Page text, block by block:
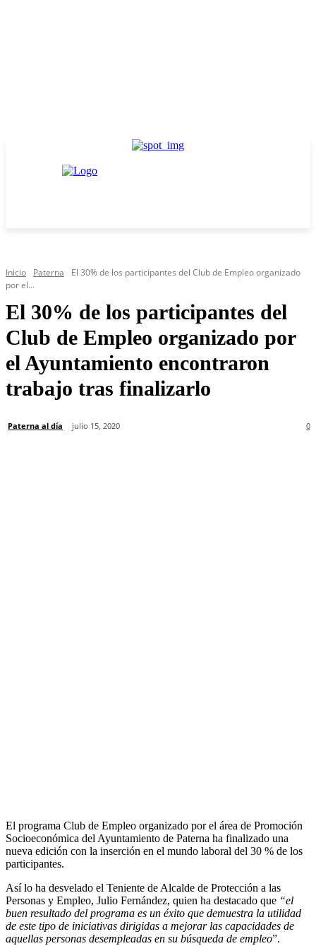
Inicio Paterna
El 30% de los participantes del Club de Empleo organizado
por el...
El 30% de los participantes del
Club de Empleo organizado por
el Ayuntamiento encontraron
trabajo tras finalizarlo
Paterna al día julio 15, 2020 0
El programa Club de Empleo organizado por el área de Promoción
Socioeconómica del Ayuntamiento de Paterna ha finalizado una
nueva edición con la inserción en el mundo laboral del 30 % de los
participantes.
Así lo ha desvelado el Teniente de Alcalde de Protección a las
Personas y Empleo, Julio Fernández, quien ha destacado que “el
buen resultado del programa es un éxito que demuestra la utilidad
de este tipo de iniciativas dirigidas a mejorar las capacidades de
aquellas personas desempleadas en su búsqueda de empleo”.